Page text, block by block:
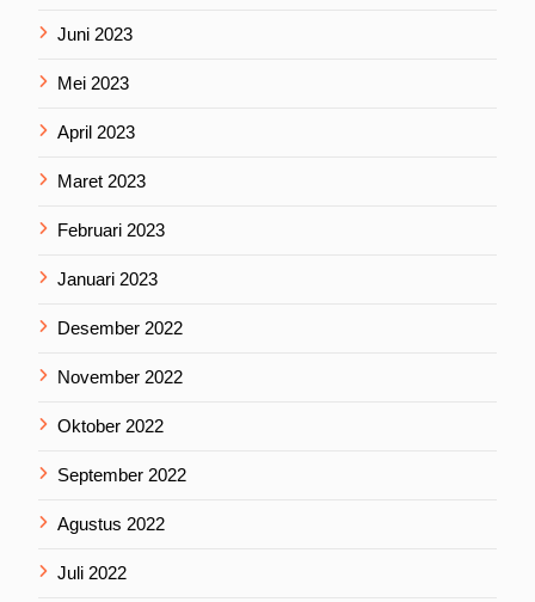
Juni 2023
Mei 2023
April 2023
Maret 2023
Februari 2023
Januari 2023
Desember 2022
November 2022
Oktober 2022
September 2022
Agustus 2022
Juli 2022